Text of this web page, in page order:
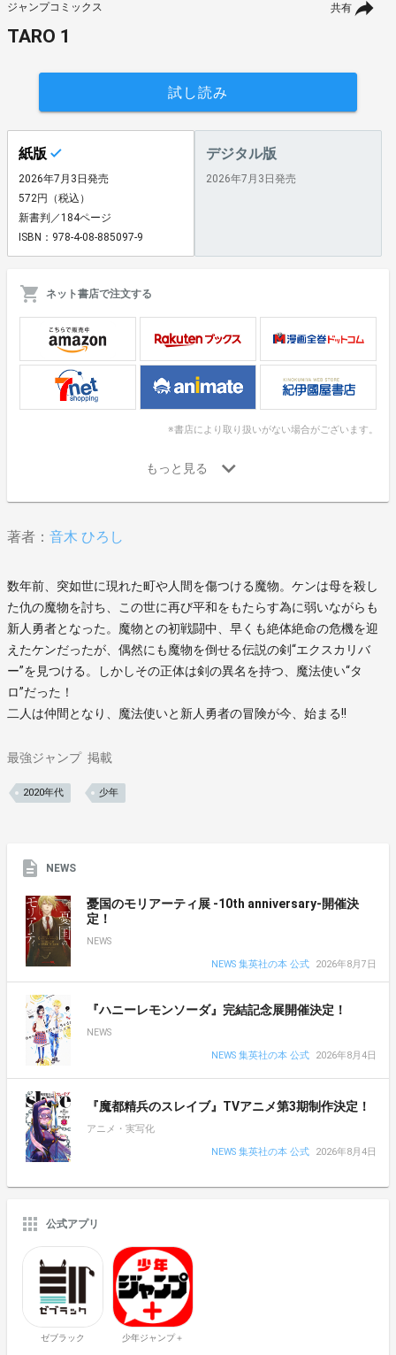
共有
ジャンプコミックス
TARO 1
試し読み
紙版
2026年7月3日発売
572円（税込）
新書判／184ページ
ISBN：978-4-08-885097-9
デジタル版
2026年7月3日発売
ネット書店で注文する
※書店により取り扱いがない場合がございます。
著者： 音木 ひろし
数年前、突如世に現れた町や人間を傷つける魔物。ケンは母を殺し
た仇の魔物を討ち、この世に再び平和をもたらす為に弱いながらも
新人勇者となった。魔物との初戦闘中、早くも絶体絶命の危機を迎
えたケンだったが、偶然にも魔物を倒せる伝説の剣“エクスカリバ
ー”を見つける。しかしその正体は剣の異名を持つ、魔法使い“タ
ロ”だった！
二人は仲間となり、魔法使いと新人勇者の冒険が今、始まる!!
最強ジャンプ 掲載
2020年代 少年
NEWS
憂国のモリアーティ展 -10th anniversary-開催決
定！
NEWS
NEWS 集英社の本 公式
2026年8月7日
『ハニーレモンソーダ』完結記念展開催決定！
NEWS
NEWS 集英社の本 公式
2026年8月4日
『魔都精兵のスレイブ』TVアニメ第3期制作決定！
アニメ・実写化
NEWS 集英社の本 公式
2026年8月4日
公式アプリ
ゼブラック 少年ジャンプ＋